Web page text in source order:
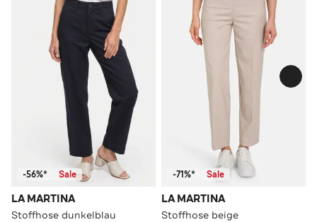
-56%* Sale
LA MARTINA
Stoffhose dunkelblau
-71%* Sale
LA MARTINA
Stoffhose beige